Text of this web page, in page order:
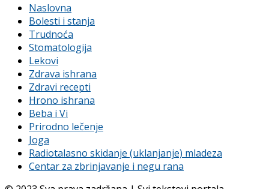
Naslovna
Bolesti i stanja
Trudnoća
Stomatologija
Lekovi
Zdrava ishrana
Zdravi recepti
Hrono ishrana
Beba i Vi
Prirodno lečenje
Joga
Radiotalasno skidanje (uklanjanje) mladeza
Centar za zbrinjavanje i negu rana